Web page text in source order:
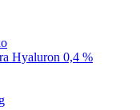
Hyaluron 0,4 %